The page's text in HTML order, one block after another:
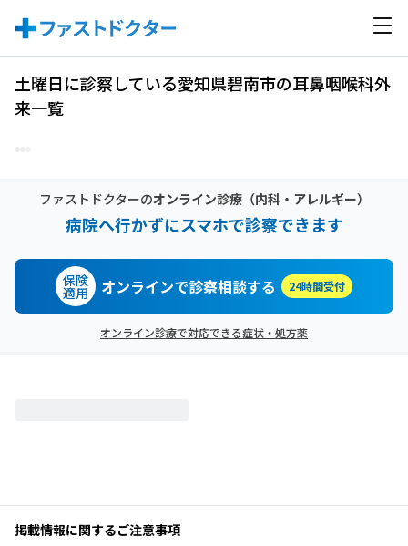
土曜日に診察している愛知県碧南市の耳鼻咽喉科外
来一覧
ファストドクターのオンライン診療（内科・アレルギー）
病院へ行かずにスマホで診察できます
保険
適用 オンラインで診察相談する 24時間受付
オンライン診療で対応できる症状・処方薬
掲載情報に関するご注意事項